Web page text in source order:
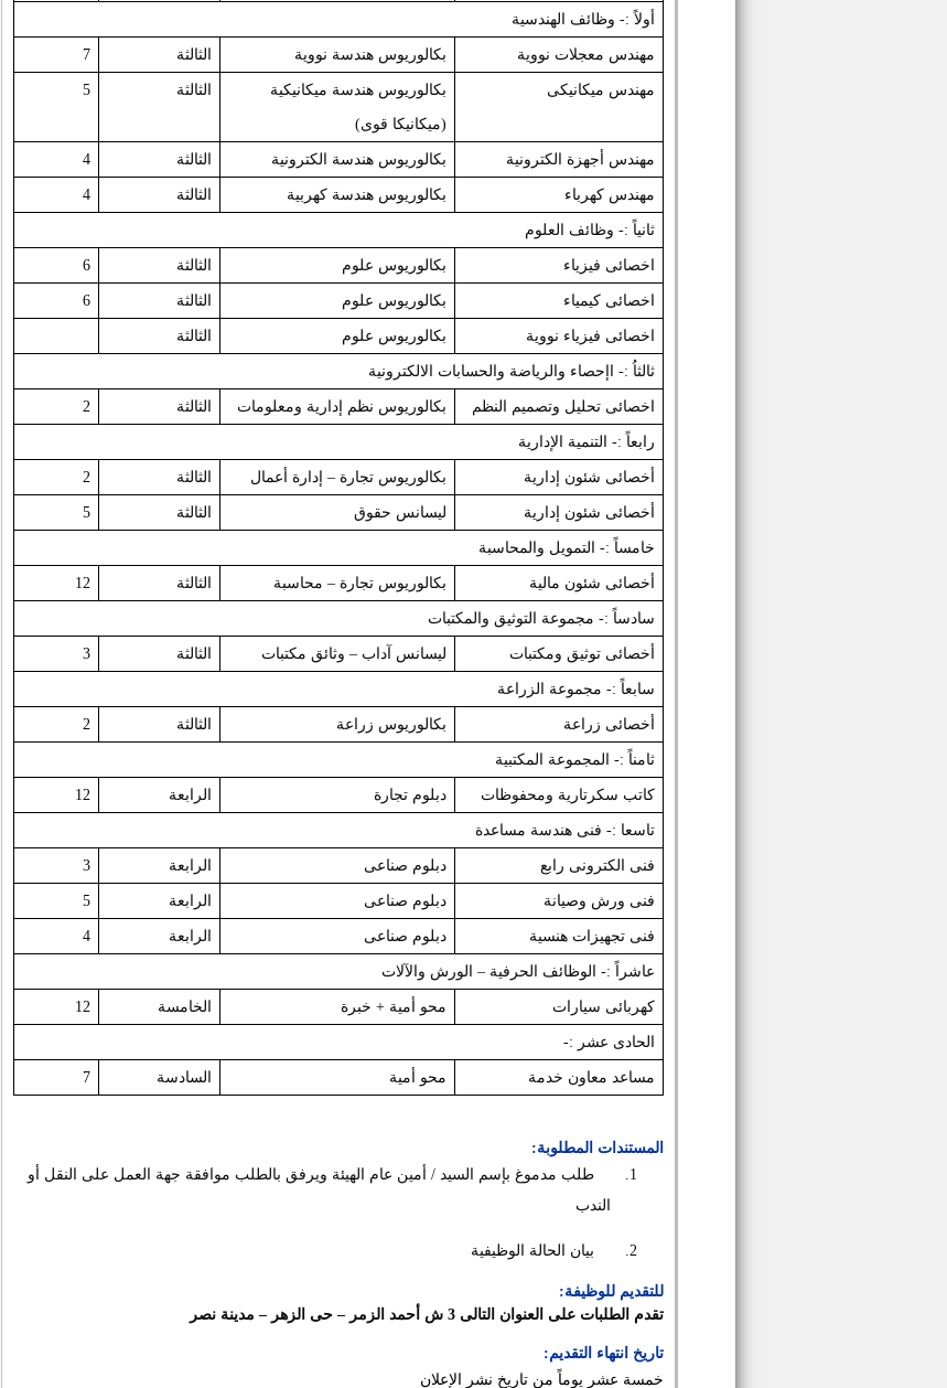
أولاً :- وظائف الهندسية
مهندس معجلات نووية بكالوريوس هندسة نووية الثالثة 7
مهندس ميكانيكى بكالوريوس هندسة ميكانيكية
(ميكانيكا قوى)
الثالثة 5
مهندس أجهزة الكترونية بكالوريوس هندسة الكترونية الثالثة 4
مهندس كهرباء بكالوريوس هندسة كهربية الثالثة 4
ثانياً :- وظائف العلوم
اخصائى فيزياء بكالوريوس علوم الثالثة 6
اخصائى كيمياء بكالوريوس علوم الثالثة 6
اخصائى فيزياء نووية بكالوريوس علوم الثالثة
ثالثاُ :- اإحصاء والرياضة والحسابات الالكترونية
اخصائى تحليل وتصميم النظم بكالوريوس نظم إدارية ومعلومات الثالثة 2
رابعاً :- التنمية الإدارية
أخصائى شئون إدارية بكالوريوس تجارة – إدارة أعمال الثالثة 2
أخصائى شئون إدارية ليسانس حقوق الثالثة 5
خامساً :- التمويل والمحاسبة
أخصائى شئون مالية بكالوريوس تجارة – محاسبة الثالثة 12
سادساً :- مجموعة التوثيق والمكتبات
أخصائى توثيق ومكتبات ليسانس آداب – وثائق مكتبات الثالثة 3
سابعاً :- مجموعة الزراعة
أخصائى زراعة بكالوريوس زراعة الثالثة 2
ثامناً :- المجموعة المكتبية
كاتب سكرتارية ومحفوظات دبلوم تجارة الرابعة 12
تاسعا :- فنى هندسة مساعدة
فنى الكترونى رابع دبلوم صناعى الرابعة 3
فنى ورش وصيانة دبلوم صناعى الرابعة 5
فنى تجهيزات هنسية دبلوم صناعى الرابعة 4
عاشراً :- الوظائف الحرفية – الورش والآلات
كهربائى سيارات محو أمية + خبرة الخامسة 12
الحادى عشر :-
مساعد معاون خدمة محو أمية السادسة 7
المستندات المطلوبة:
1.
طلب مدموغ بإسم السيد / أمين عام الهيئة ويرفق بالطلب موافقة جهة العمل على النقل أو
الندب
2. بيان الحالة الوظيفية
للتقديم للوظيفة:
تقدم الطلبات على العنوان التالى 3 ش أحمد الزمر – حى الزهر – مدينة نصر
تاريخ انتهاء التقديم:
خمسة عشر يوماً من تاريخ نشر الإعلان